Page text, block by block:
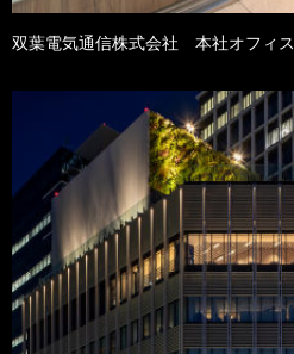
双葉電気通信株式会社 本社オフィス